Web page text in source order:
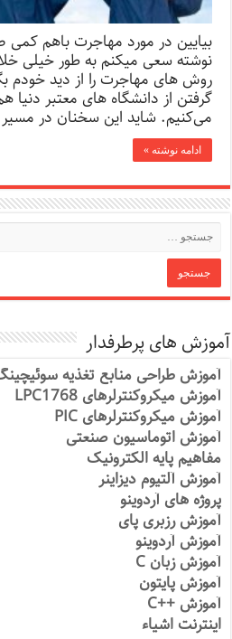
بیایین در مورد مهاجرت باهم
نوشته سعی میکنم به طور خیلی
روش های مهاجرت را از دید خودم
گرفتن از دانشگاه های معتبر
می‌کنیم. شاید این سخنان در
ادامه نوشته »
آموزش های پرطرفدار
آموزش طراحی منابع تغذیه
آموزش میکروکنترلرهای LPC1768
آموزش میکروکنترلرهای PIC
آموزش اتوماسیون صنعتی
مفاهیم پایه الکترونیک
آموزش آلتیوم دیزاینر
پروژه های آردوینو
آموزش رزبری پای
آموزش آردوینو
آموزش زبان C
آموزش پایتون
آموزش ++C
اینترنت اشیاء